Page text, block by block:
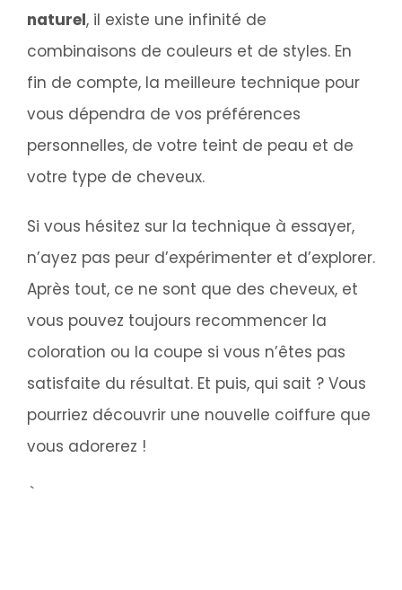
naturel, il existe une infinité de
combinaisons de couleurs et de styles. En
fin de compte, la meilleure technique pour
vous dépendra de vos préférences
personnelles, de votre teint de peau et de
votre type de cheveux.
Si vous hésitez sur la technique à essayer,
n’ayez pas peur d’expérimenter et d’explorer.
Après tout, ce ne sont que des cheveux, et
vous pouvez toujours recommencer la
coloration ou la coupe si vous n’êtes pas
satisfaite du résultat. Et puis, qui sait ? Vous
pourriez découvrir une nouvelle coiffure que
vous adorerez !
À l’Académie de Coiffure de Genève, nos